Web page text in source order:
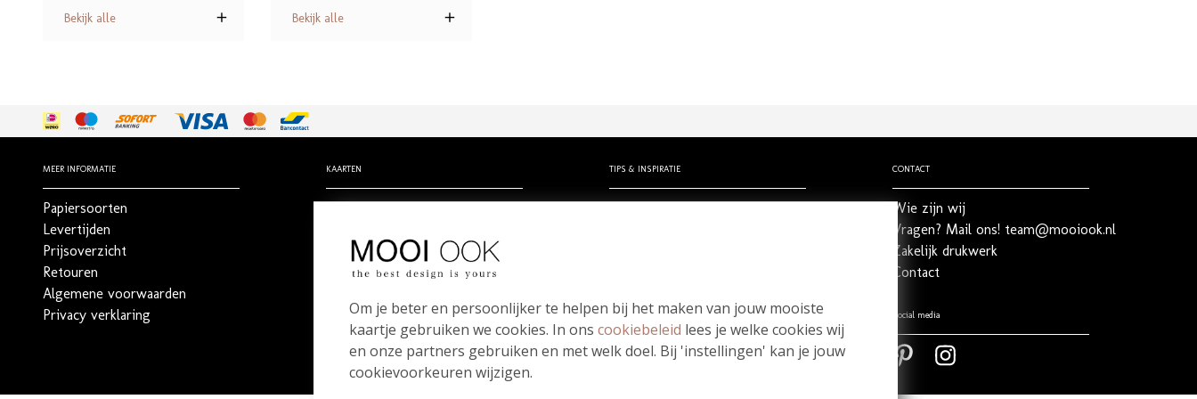
Bekijk alle
Bekijk alle
MEER INFORMATIE
Papiersoorten
Levertijden
Prijsoverzicht
Retouren
Algemene voorwaarden
Privacy verklaring
KAARTEN
Rouwdrukwerk
Stilgeboren kindje
Bestel een papierwaaier
TIPS & INSPIRATIE
Meest gestelde vragen
CONTACT
Wie zijn wij
Vragen? Mail ons! team@mooiook.nl
Zakelijk drukwerk
Contact
Social media
Pinterest
Om je beter en persoonlijker te helpen bij het maken van jouw mooiste
kaartje gebruiken we cookies. In ons cookiebeleid lees je welke cookies wij
en onze partners gebruiken en met welk doel. Bij 'instellingen' kan je jouw
cookievoorkeuren wijzigen.